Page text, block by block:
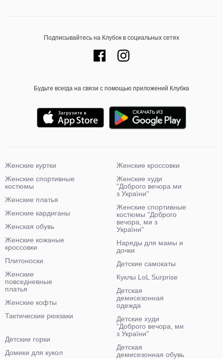
Подписывайтесь на Клубок в социальных сетях
Будьте всегда на связи с помощью приложений Клубка
Женские куртки
Женские спортивные
костюмы
Женские платья
Женские кардиганы
Женская обувь
Женские кожаные
кроссовки
Плитоноски
Женские
повседневные
платья
Женские кофты
Тактические рюкзаки
Женские кроссовки
Женские худи
"Доброго вечора ми
з України"
Женские спортивные
костюмы "Доброго
вечора, ми з
України"
Наряды для мамы и
дочки
Детские самокаты
Куклы LoL Surprise
Детская
демисезонная
одежда
Детские худи
"Доброго вечора, ми
з України"
Детская
демисезонная обувь
Детские горки
Домики для кукол